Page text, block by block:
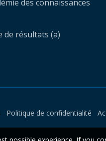
des connaissances
de résultats (a)
Politique de confidentialité